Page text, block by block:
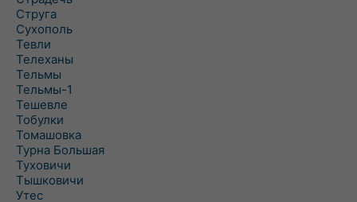
Струга
Сухополь
Тевли
Телеханы
Тельмы
Тельмы-1
Тешевле
Тобулки
Томашовка
Турна Большая
Туховичи
Тышковичи
Утес